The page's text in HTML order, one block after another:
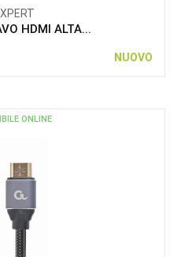
HDMI ALTA...
NUOVO
ONLINE